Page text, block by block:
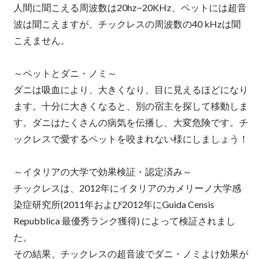
人間に聞こえる周波数は20hz~20KHz、ペットには超音
波は聞こえますが、チックレスの周波数の40 kHzは聞
こえません。
～ペットとダニ・ノミ～
ダニは吸血により、大きくなり、目に見えるほどになり
ます。十分に大きくなると、別の宿主を探して移動しま
す。ダニはたくさんの病気を伝播し、大変危険です。チ
ックレスで愛するペットを咬まれない様にしましょう！
～イタリアの大学で効果検証・認定済み～
チックレスは、2012年にイタリアのカメリーノ大学感
染症研究所(2011年および2012年にGuida Censis
Repubblica 最優秀ランク獲得) によって検証されまし
た。
その結果、チックレスの超音波でダニ・ノミよけ効果が